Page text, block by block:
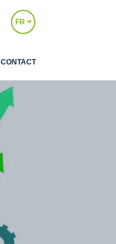
FR
CONTACT